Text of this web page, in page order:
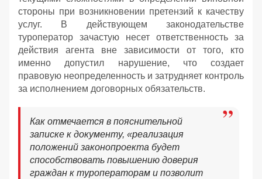
стороны при возникновении претензий к качеству
услуг. В действующем законодательстве
туроператор зачастую несет ответственность за
действия агента вне зависимости от того, кто
именно допустил нарушение, что создает
правовую неопределенность и затрудняет контроль
за исполнением договорных обязательств.
Как отмечается в пояснительной
записке к документу, «реализация
положений законопроекта будет
способствовать повышению доверия
граждан к туроператорам и позволит